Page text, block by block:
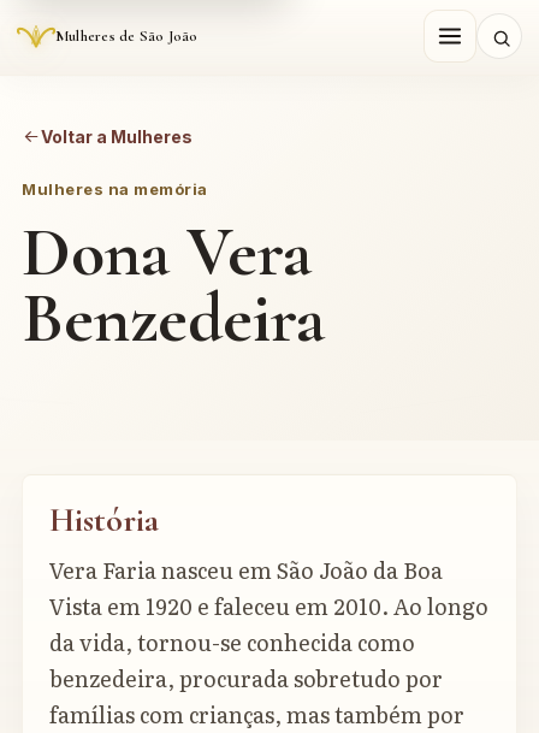
Mulheres de São João
Voltar a Mulheres
Mulheres na memória
Dona Vera
Benzedeira
História
Vera Faria nasceu em São João da Boa
Vista em 1920 e faleceu em 2010. Ao longo
da vida, tornou-se conhecida como
benzedeira, procurada sobretudo por
famílias com crianças, mas também por